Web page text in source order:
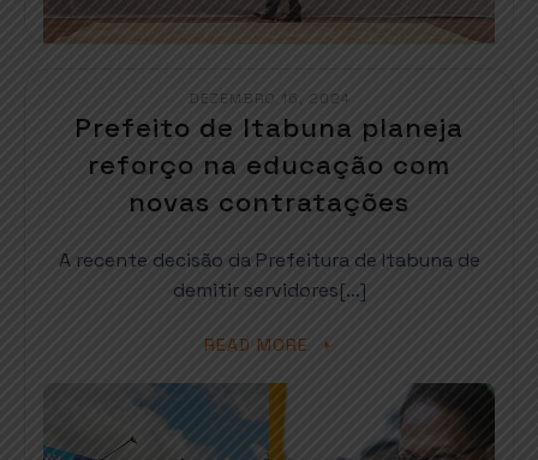
DEZEMBRO 16, 2024
Prefeito de Itabuna planeja
reforço na educação com
novas contratações
A recente decisão da Prefeitura de Itabuna de
demitir servidores[…]
READ MORE